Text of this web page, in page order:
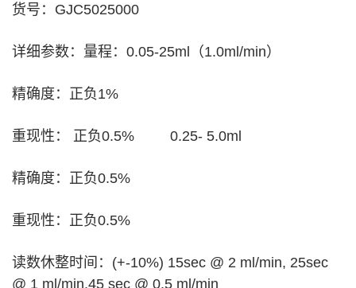
货号：GJC5025000
详细参数：量程：0.05-25ml（1.0ml/min）
精确度：正负1%
重现性： 正负0.5% 0.25- 5.0ml
精确度：正负0.5%
重现性：正负0.5%
读数休整时间：(+-10%) 15sec @ 2 ml/min, 25sec
@ 1 ml/min,45 sec @ 0.5 ml/min